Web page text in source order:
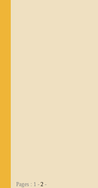
Pages : 1 - 2 -